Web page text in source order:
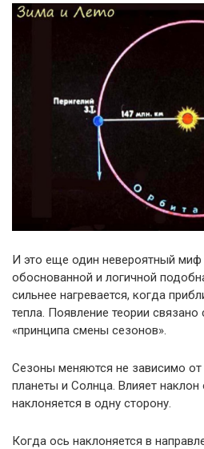
И это еще один невероятный
обоснованной и логичной
сильнее нагревается, когда
тепла. Появление теории
«принципа смены сезонов».
Сезоны меняются не зависимо
планеты и Солнца. Влияет
наклоняется в одну сторону.
Когда ось наклоняется в